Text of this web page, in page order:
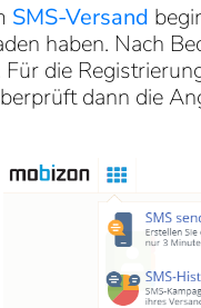
SMS-Versand
haben. Nach
die
dann die